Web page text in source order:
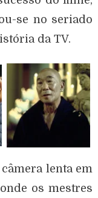
se no seriado
da TV.
lenta em
os mestres